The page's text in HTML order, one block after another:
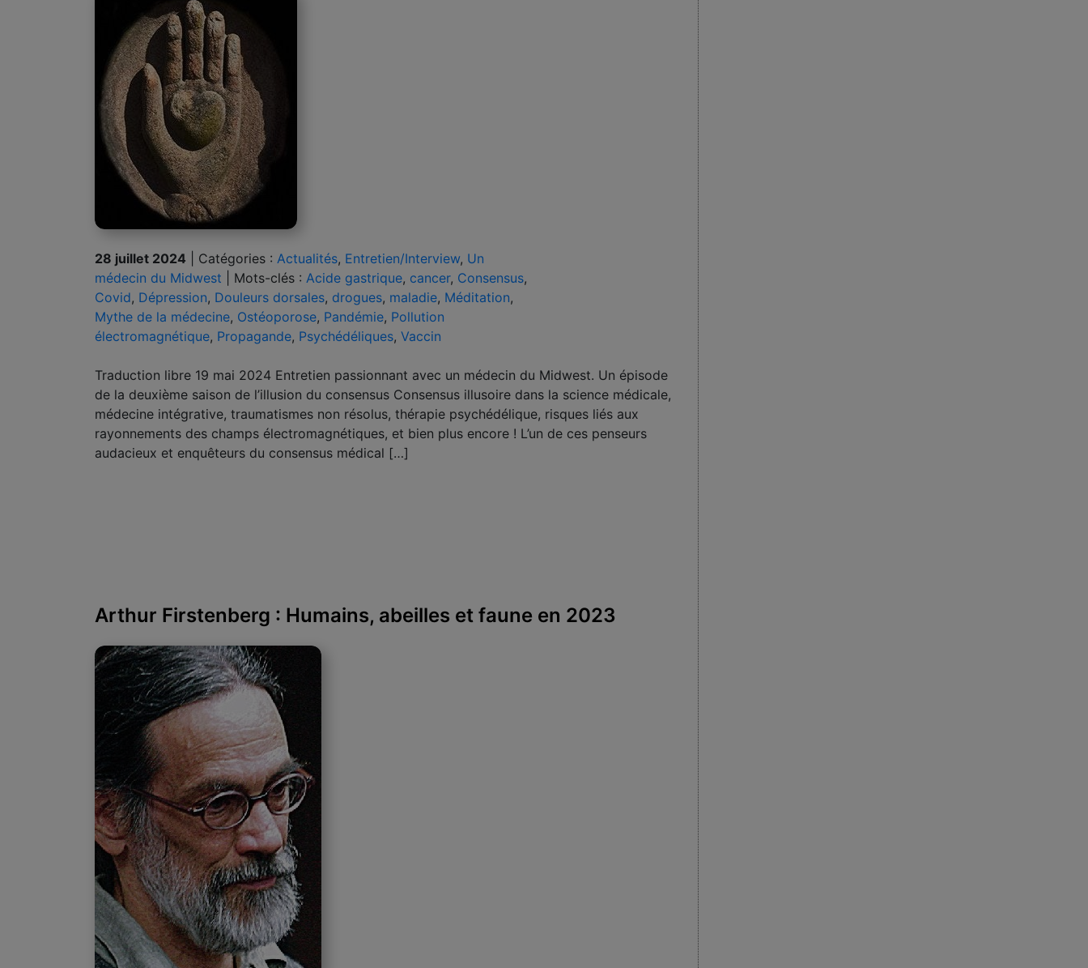
28 juillet 2024 Catégories : Actualités, Entretien/Interview, Un
médecin du Midwest
Mots-clés : Acide gastrique, cancer, Consensus,
Covid, Dépression, Douleurs dorsales, drogues, maladie, Méditation,
Mythe de la médecine, Ostéoporose, Pandémie, Pollution
électromagnétique, Propagande, Psychédéliques, Vaccin
Traduction libre 19 mai 2024 Entretien passionnant avec un médecin du Midwest. Un épisode
de la deuxième saison de l’illusion du consensus Consensus illusoire dans la science médicale,
médecine intégrative, traumatismes non résolus, thérapie psychédélique, risques liés aux
rayonnements des champs électromagnétiques, et bien plus encore ! L’un de ces penseurs
audacieux et enquêteurs du consensus médical […]
Arthur Firstenberg : Humains, abeilles et faune en 2023